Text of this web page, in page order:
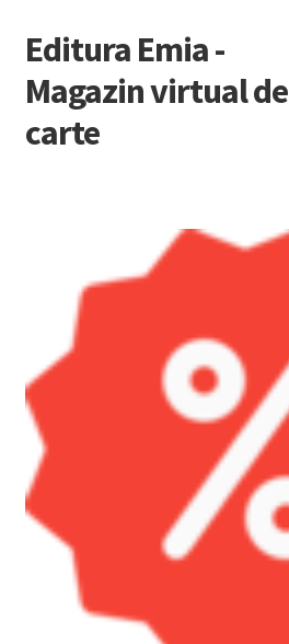
Sari
la
navigare
Sari
la
conținut
Editura Emia -
Magazin virtual de
carte
Contul Meu
Finalizare Comandă
Newsletter
Urmărește-ți comanda